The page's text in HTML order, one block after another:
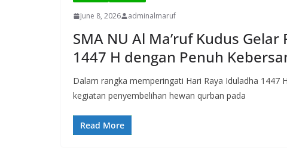
June 8, 2026 adminalmaruf
SMA NU Al Ma’ruf Kudus
1447 H dengan Penuh
Dalam rangka memperingati Hari Raya Iduladha 1447
kegiatan penyembelihan hewan qurban pada
Read More